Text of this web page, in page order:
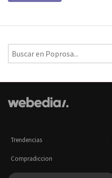
Trendencias
Compradiccion